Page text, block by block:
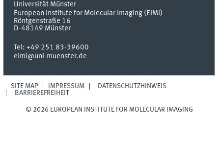
Universität Münster
European Institute for Molecular Imaging (EIMI)
Röntgenstraße 16
D-48149 Münster
Tel:+49 251 83-39600
eimi@uni-muenster.de
SITE MAP IMPRESSUM
DATENSCHUTZHINWEIS
BARRIEREFREIHEIT
© 2026 EUROPEAN INSTITUTE FOR MOLECULAR IMAGING